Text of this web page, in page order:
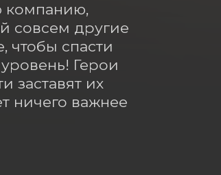
компанию,
совсем другие
чтобы спасти
Герои
заставят их
ничего важнее